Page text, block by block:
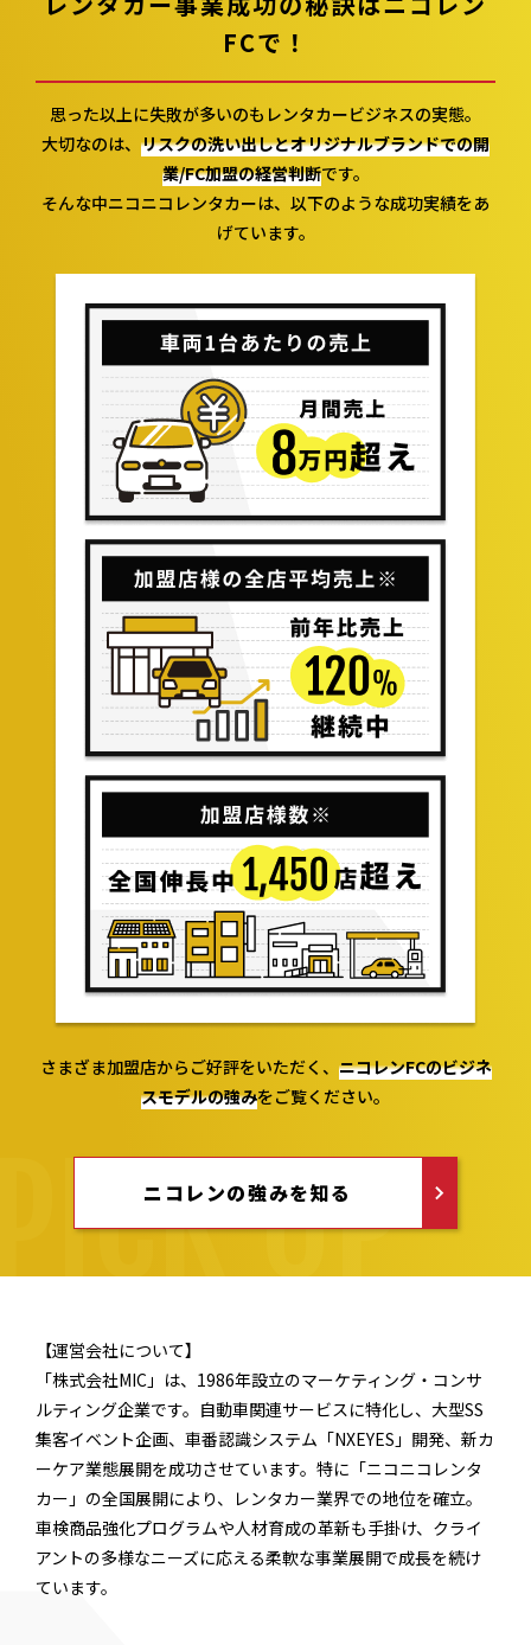
FCで！
思った以上に失敗が多いのも レンタカービジネスの実態。
大切なのは、 リスクの洗い出しとオリジナルブランドでの開
業/FC加盟の経営判断です。
そんな中ニコニコレンタカーは、 以下のような成功実績をあ
げています。
さまざま加盟店からご好評をいただく、 ニコレンFCのビジネ
スモデルの強みをご覧ください。
ニコレンの強みを知る
【運営会社について】
「株式会社MIC」は、1986年設立のマーケティング・コンサ
ルティング企業です。自動車関連サービスに特化し、大型SS
集客イベント企画、車番認識システム「NXEYES」開発、新カ
ーケア業態展開を成功させています。特に「ニコニコレンタ
カー」の全国展開により、レンタカー業界での地位を確立。
車検商品強化プログラムや人材育成の革新も手掛け、クライ
アントの多様なニーズに応える柔軟な事業展開で成長を続け
ています。